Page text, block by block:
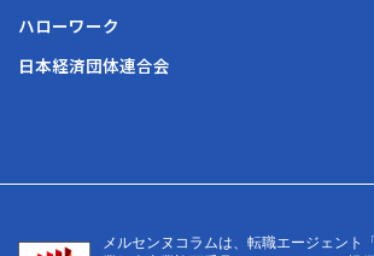
ハローワーク
日本経済団体連合会
メルセンヌコラムは、転職エージェント「